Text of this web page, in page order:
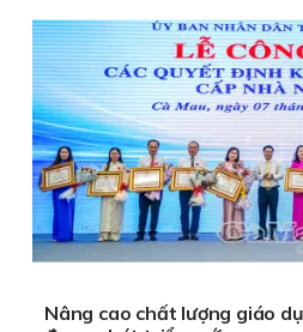
Nâng cao chất lượng giáo